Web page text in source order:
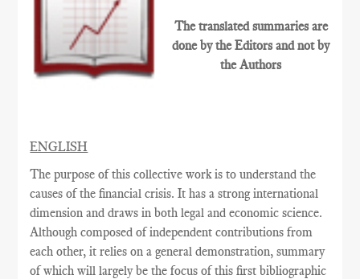
The translated summaries are
done by the Editors and not by
the Authors
ENGLISH
The purpose of this collective work is to understand the
causes of the financial crisis. It has a strong international
dimension and draws in both legal and economic science.
Although composed of independent contributions from
each other, it relies on a general demonstration, summary
of which will largely be the focus of this first bibliographic